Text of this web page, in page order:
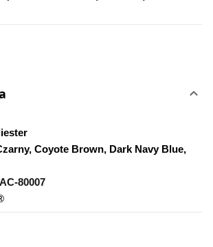
Coyote Brown, Dark Navy Blue,
80007